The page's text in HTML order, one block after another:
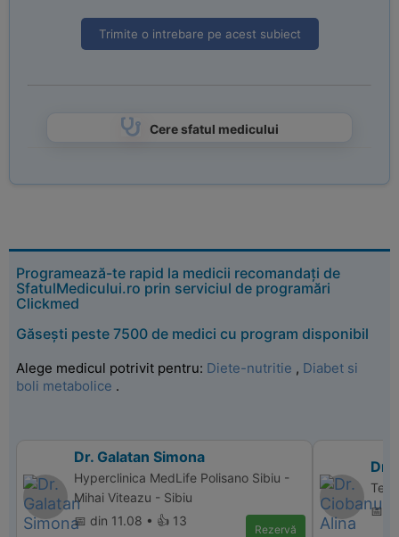
Trimite o intrebare pe acest subiect
Cere sfatul medicului
Programează-te rapid la medicii recomandați de
SfatulMedicului.ro prin serviciul de programări
Clickmed
Găsești peste 7500 de medici cu program disponibil
Alege medicul potrivit pentru: Diete-nutritie , Diabet si
boli metabolice .
Dr. Galatan Simona
Hyperclinica MedLife Polisano Sibiu -
Mihai Viteazu - Sibiu
📅 din 11.08 • 👍 13
Rezervă
Dr.
📅